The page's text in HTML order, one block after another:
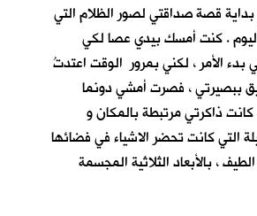
قصة صداقتي لصور الظلام التي
. كنت أمسك بيدي عصا لكي
الأمر ، لكني بمرور الوقت اعتدتُ
ببصيرتي ، فصرت أمشي دونما
ذاكرتي مرتبطة بالمكان و
التي كانت تحضر الاشياء في فضائها
، بالأبعاد الثلاثية المجسمة